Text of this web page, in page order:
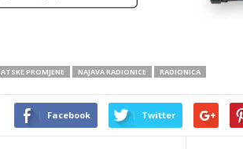
PROMJENE NAJAVA RADIONICE RADIONICA
Facebook Twitter